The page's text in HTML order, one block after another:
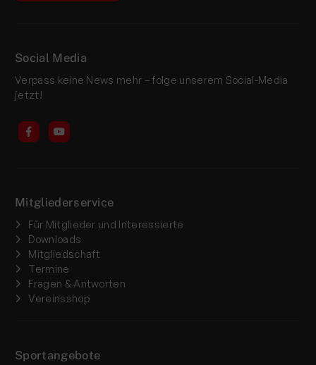
Social Media
Verpass keine News mehr – folge unserem Social-Media
jetzt!
Mitgliederservice
Für Mitglieder und Interessierte
Downloads
Mitgliedschaft
Termine
Fragen & Antworten
Vereinsshop
Sportangebote